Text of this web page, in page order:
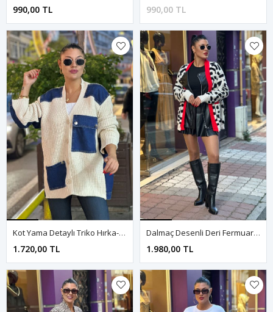
990,00 TL 990,00 TL
Kot Yama Detaylı Triko Hırka-Krem
1.720,00 TL
Dalmaç Desenli Deri Fermuar Detay Hırka-Krem
1.980,00 TL